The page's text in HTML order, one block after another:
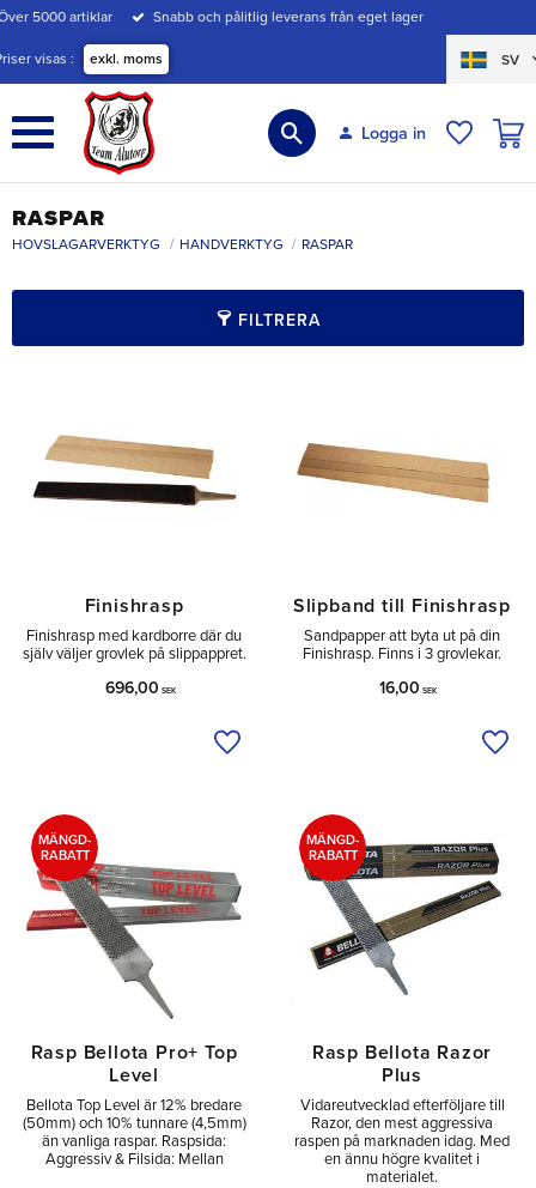
Meny
5000 artiklar Snabb och pålitlig leverans från eget lager
visas exkl. moms SV
Logga in
RASPAR
HOVSLAGARVERKTYG HANDVERKTYG RASPAR
FILTRERA
Finishrasp
Finishrasp med kardborre där du
själv väljer grovlek på slippappret.
696,00 SEK
Lägg till i önskelista
Slipband till Finishrasp
Sandpapper att byta ut på din
Finishrasp. Finns i 3 grovlekar.
16,00 SEK
Rasp Bellota Pro+ Top
Level
Bellota Top Level är 12% bredare
(50mm) och 10% tunnare (4,5mm)
än vanliga raspar. Raspsida:
Aggressiv & Filsida: Mellan
MÄNGD-
RABATT
Rasp Bellota Razor
Plus
Vidareutvecklad efterföljare till
Razor, den mest aggressiva
raspen på marknaden idag. Med
en ännu högre kvalitet i
materialet.
MÄNGD-
RABATT